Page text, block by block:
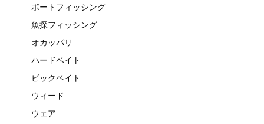
ボートフィッシング
魚探フィッシング
オカッパリ
ハードベイト
ビックベイト
ウィード
ウェア